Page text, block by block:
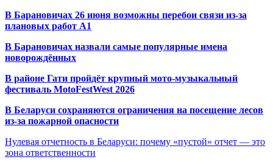
В Барановичах 26 июня возможны перебои связи из-за
плановых работ A1
В Барановичах назвали самые популярные имена
новорождённых
В районе Гати пройдёт крупный мото-музыкальный
фестиваль MotoFestWest 2026
В Беларуси сохраняются ограничения на посещение лесов
из-за пожарной опасности
Нулевая отчетность в Беларуси: почему «пустой» отчет — это
зона ответственности